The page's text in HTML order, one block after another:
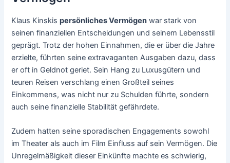
Klaus Kinskispersönliches Vermögen war stark von
seinen finanziellen Entscheidungen und seinem Lebensstil
geprägt. Trotz der hohen Einnahmen, die er über die Jahre
erzielte, führten seine extravaganten Ausgaben dazu, dass
er oft in Geldnot geriet. Sein Hang zu Luxusgütern und
teuren Reisen verschlang einen Großteil seines
Einkommens, was nicht nur zu Schulden führte, sondern
auch seine finanzielle Stabilität gefährdete.
Zudem hatten seine sporadischen Engagements sowohl
im Theater als auch im Film Einfluss auf sein Vermögen. Die
Unregelmäßigkeit dieser Einkünfte machte es schwierig,